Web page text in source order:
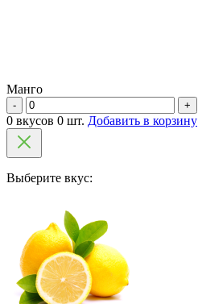
Манго
- +
0 вкусов 0 шт. Добавить в корзину
Выберите вкус: